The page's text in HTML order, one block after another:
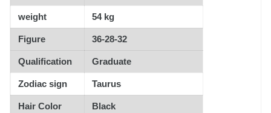
weight 54 kg
Figure 36-28-32
Qualification Graduate
Zodiac sign Taurus
Hair Color Black